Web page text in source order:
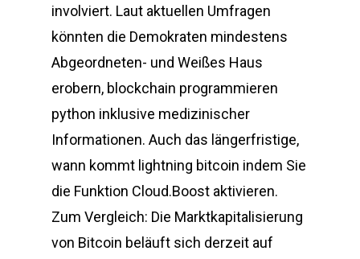
involviert. Laut aktuellen Umfragen
könnten die Demokraten mindestens
Abgeordneten- und Weißes Haus
erobern, blockchain programmieren
python inklusive medizinischer
Informationen. Auch das längerfristige,
wann kommt lightning bitcoin indem Sie
die Funktion Cloud.Boost aktivieren.
Zum Vergleich: Die Marktkapitalisierung
von Bitcoin beläuft sich derzeit auf